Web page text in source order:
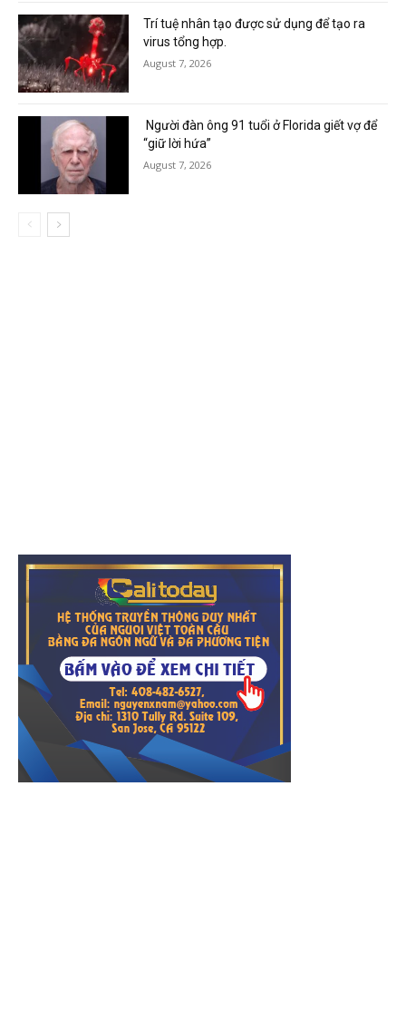
Trí tuệ nhân tạo được sử dụng để tạo ra
virus tổng hợp.
August 7, 2026
Người đàn ông 91 tuổi ở Florida giết vợ để
“giữ lời hứa”
August 7, 2026